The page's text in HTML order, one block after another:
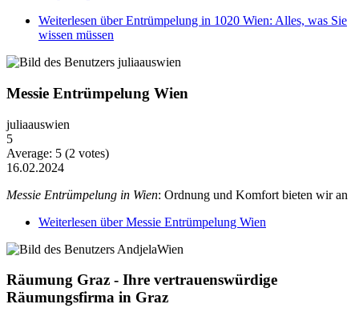
Weiterlesen über Entrümpelung in 1020 Wien: Alles, was Sie
wissen müssen
Messie Entrümpelung Wien
juliaauswien
5
Average: 5 (2 votes)
16.02.2024
Messie Entrümpelung in Wien: Ordnung und Komfort bieten wir an
Weiterlesen über Messie Entrümpelung Wien
Räumung Graz - Ihre vertrauenswürdige
Räumungsfirma in Graz